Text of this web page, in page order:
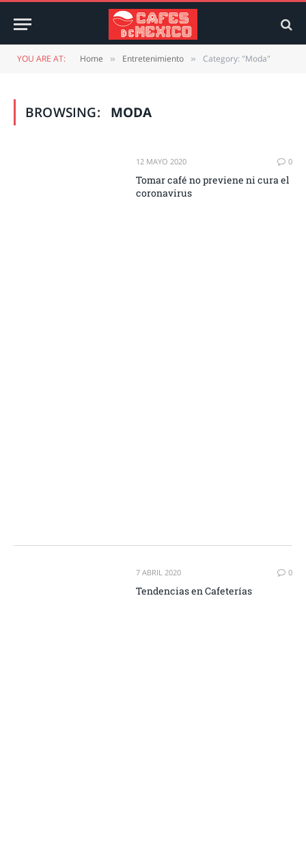
YOU ARE AT: Home » Entretenimiento » Category: "Moda"
BROWSING: MODA
12 MAYO 2020 0
Tomar café no previene ni cura el
coronavirus
7 ABRIL 2020 0
Tendencias en Cafeterías